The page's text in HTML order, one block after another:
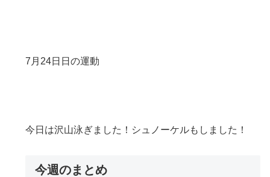
7月24日日の運動
今日は沢山泳ぎました！シュノーケルもしました！
今週のまとめ